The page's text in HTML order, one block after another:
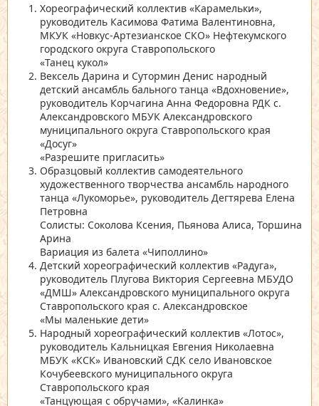
Хореографический коллектив «Карамельки»,
руководитель Касимова Фатима Валентиновна,
МКУК «Новкус-Артезианское СКО» Нефтекумского
городского округа Ставропольского
«Танец кукол»
Вексель Дарина и Сутормин Денис народный
детский ансамбль бального танца «Вдохновение»,
руководитель Корчагина Анна Федоровна РДК с.
Александровского МБУК Александровского
муниципального округа Ставропольского края
«Досуг»
«Разрешите пригласить»
Образцовый коллектив самодеятельного
художественного творчества ансамбль народного
танца «Лукоморье», руководитель Дегтярева Елена
Петровна
Солисты: Соколова Ксения, Пьянова Алиса, Торшина
Арина
Вариация из балета «Чиполлино»
Детский хореографический коллектив «Радуга»,
руководитель Плугова Виктория Сергеевна МБУДО
«ДМШ» Александровского муниципального округа
Ставропольского края с. Александровское
«Мы маленькие дети»
Народный хореографический коллектив «Лотос»,
руководитель Кальницкая Евгения Николаевна
МБУК «КСК» Ивановский СДК село Ивановское
Кочубеевского муниципального округа
Ставропольского края
«Танцующая с обручами», «Калинка»